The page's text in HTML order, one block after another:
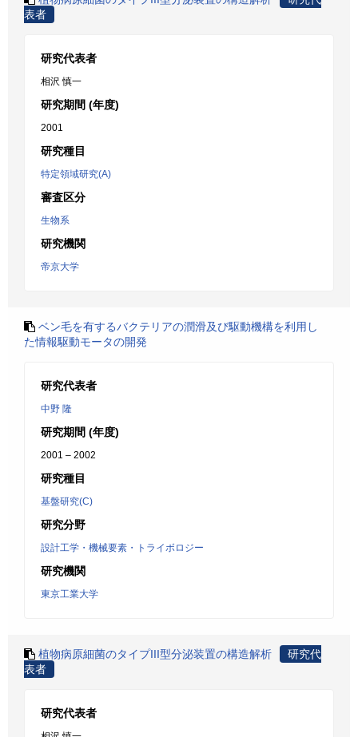
表者
研究代表者
相沢 慎一
研究期間 (年度)
2001
研究種目
特定領域研究(A)
審査区分
生物系
研究機関
帝京大学
ベン毛を有するバクテリアの潤滑及び駆動機構を利用し
た情報駆動モータの開発
研究代表者
中野 隆
研究期間 (年度)
2001 – 2002
研究種目
基盤研究(C)
研究分野
設計工学・機械要素・トライボロジー
研究機関
東京工業大学
植物病原細菌のタイプIII型分泌装置の構造解析
研究代
表者
研究代表者